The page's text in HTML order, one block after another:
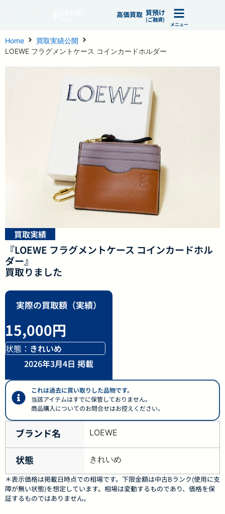
高価買取 質預け
(ご融資)
メニュー
Home
買取実績公開
LOEWE フラグメントケース コインカードホルダー
買取実績
『LOEWE フラグメントケース コインカードホル
ダー』
買取りました
実際の買取額（実績）
15,000円
状態： きれいめ
2026年3月4日 掲載
これは過去に買い取りした品物です。
当該アイテムはすでに保管しておりません。
商品購入についてのお問合せはお控えください。
ブランド名 LOEWE
状態 きれいめ
＊表示価格は掲載日時点での相場です。下限金額は中古Bランク(使用に支
障が無い状態)を想定しています。相場は変動するものであり、価格を保
証するものではありません。